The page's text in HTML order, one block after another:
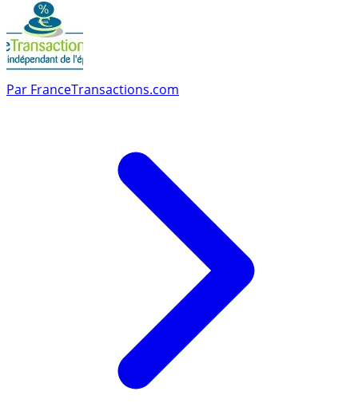
Par FranceTransactions.com